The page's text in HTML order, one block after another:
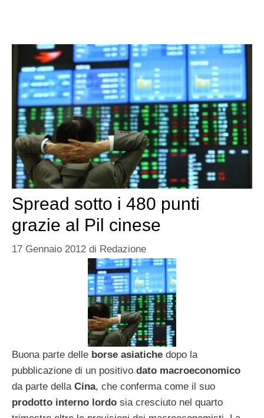
Spread sotto i 480 punti
grazie al Pil cinese
17 Gennaio 2012 di Redazione
Buona parte delle borse asiatiche dopo la
pubblicazione di un positivo dato macroeconomico
da parte della Cina, che conferma come il suo
prodotto interno lordo sia cresciuto nel quarto